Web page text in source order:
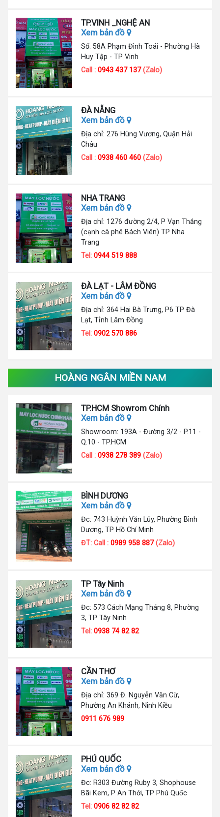
TP.VINH _NGHỆ AN
Xem bản đồ
Số: 58A Phạm Đình Toái - Phường Hà
Huy Tập - TP Vinh
Call :0943 437 137(Zalo)
ĐÀ NẴNG
Xem bản đồ
Địa chỉ: 276 Hùng Vương, Quận Hải
Châu
Call :0938 460 460 (Zalo)
NHA TRANG
Xem bản đồ
Địa chỉ: 1276 đường 2/4, P Vạn Thắng
(cạnh cà phê Bách Viên) TP Nha
Trang
Tel:0944 519 888
ĐÀ LẠT - LÂM ĐỒNG
Xem bản đồ
Địa chỉ: 364 Hai Bà Trưng, P6 TP Đà
Lạt, Tỉnh Lâm Đồng
Tel:0902 570 886
HOÀNG NGÂN MIỀN NAM
TP.HCM Showrom Chính
Xem bản đồ
Showroom: 193A - Đường 3/2 - P.11 -
Q.10 - TP.HCM
Call :0938 278 389(Zalo)
BÌNH DƯƠNG
Xem bản đồ
Đc: 743 Huỳnh Văn Lũy, Phường Bình
Dương, TP Hồ Chí Minh
ĐT: Call :0989 958 887(Zalo)
TP Tây Ninh
Xem bản đồ
Đc: 573 Cách Mạng Tháng 8, Phường
3, TP Tây Ninh
Tel:0938 74 82 82
CẦN THƠ
Xem bản đồ
Địa chỉ: 369 Đ. Nguyễn Văn Cừ,
Phường An Khánh, Ninh Kiều
0911 676 989
PHÚ QUỐC
Xem bản đồ
Đc: R303 Đường Ruby 3, Shophouse
Bãi Kem, P An Thới, TP Phú Quốc
Tel:0906 82 82 82